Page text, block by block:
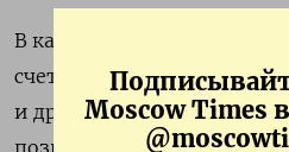
Moscow Times
В какой-то степени эта
счет существования
и других форм